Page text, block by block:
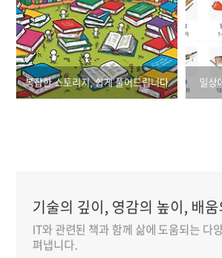
복잡한 스토리지, 쉽게 풀어드립니다 일상
기술의 깊이, 영감의 높이, 배
IT와 관련된 책과 함께 삶에 도움되는 다
펴냅니다.